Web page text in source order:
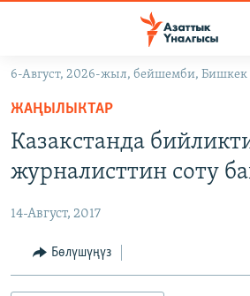
Навигацияга
өтүңүз
Издөөгө
салыңыз
ЭКОНОМИКА
МАДАНИЯТ
БОРБОР АЗИЯ
УКРАИНА
АТАЙЫН ИЛИКТӨӨ
ТВ ПРОГРАММАЛАР
6-Август, 2026-жыл, бейшемби, Бишкек
ЖАҢЫЛЫКТАР
Казакстанда
журналисттин соту
14-Август, 2017
Бөлүшүңүз